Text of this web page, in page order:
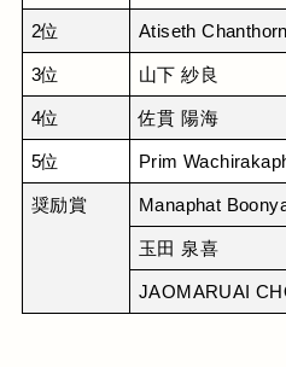
2位 Atiseth
3位 山下 紗良
4位 佐貫 陽海
5位 Prim
奨励賞 Manaphat
玉田 泉喜
JAOMARUAI